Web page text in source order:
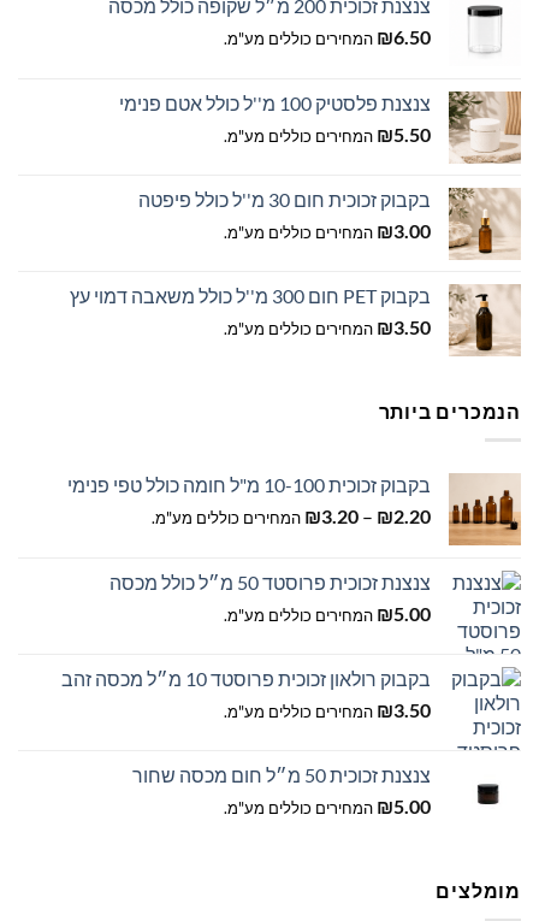
צנצנת זכוכית 200 מ״ל שקופה כולל מכסה
₪6.50 המחירים כוללים מע"מ.
צנצנת פלסטיק 100 מ''ל כולל אטם פנימי
₪5.50 המחירים כוללים מע"מ.
בקבוק זכוכית חום 30 מ''ל כולל פיפטה
₪3.00 המחירים כוללים מע"מ.
בקבוק PET חום 300 מ''ל כולל משאבה דמוי עץ
₪3.50 המחירים כוללים מע"מ.
הנמכרים ביותר
בקבוק זכוכית 10-100 מ"ל חומה כולל טפי פנימי
₪2.20
–
₪3.20
טווח
עד
המחירים כוללים מע"מ.
צנצנת זכוכית פרוסטד 50 מ״ל כולל מכסה
₪5.00 המחירים כוללים מע"מ.
בקבוק רולאון זכוכית פרוסטד 10 מ״ל מכסה זהב
₪3.50 המחירים כוללים מע"מ.
צנצנת זכוכית 50 מ״ל חום מכסה שחור
₪5.00 המחירים כוללים מע"מ.
מומלצים